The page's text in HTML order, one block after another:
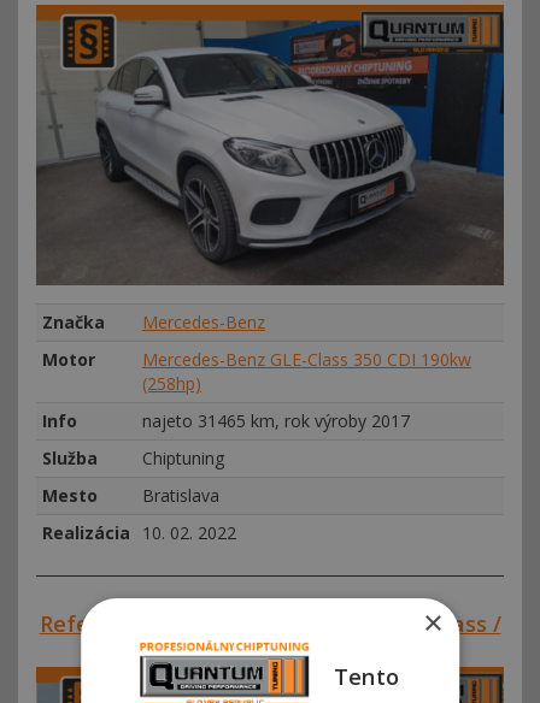
Značka
Mercedes-Benz
Motor
Mercedes-Benz GLE-Class 350 CDI 190kw
(258hp)
Info
najeto 31465 km, rok výroby 2017
Služba
Chiptuning
Mesto
Bratislava
Realizácia
10. 02. 2022
Referencie SVK#00299 – Mercedes V-Class /
Vito III 220 CDI 140kw (190hp)
×
Tento